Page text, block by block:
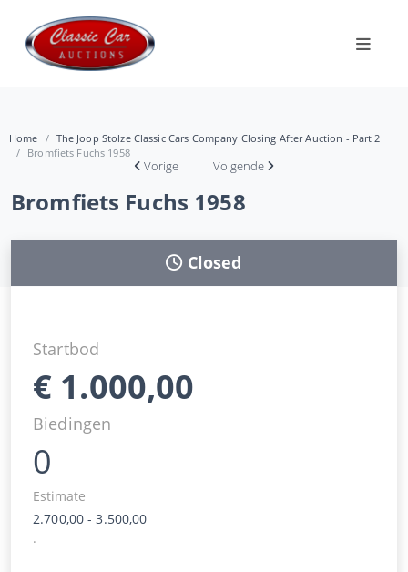
Home
The Joop Stolze Classic Cars Company Closing After Auction - Part 2
Bromfiets Fuchs 1958
Vorige Volgende
Bromfiets Fuchs 1958
Closed
Startbod
€ 1.000,00
Biedingen
0
Estimate
2.700,00 -3.500,00
.